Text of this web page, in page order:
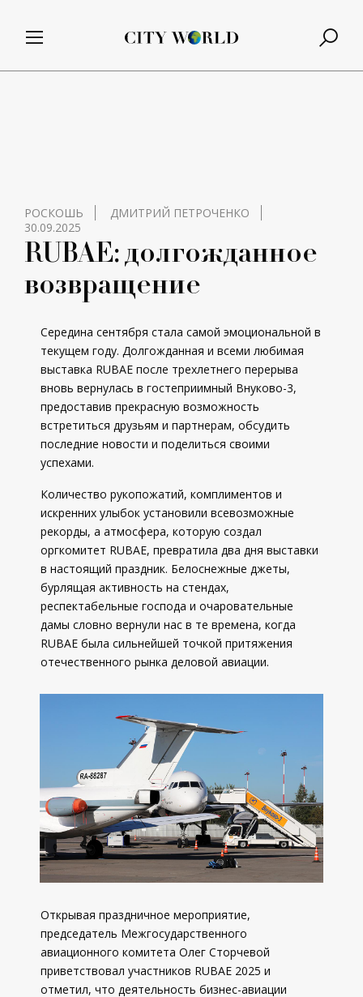
РОСКОШЬ
ДМИТРИЙ ПЕТРОЧЕНКО
30.09.2025
RUBAE: долгожданное
возвращение
Середина сентября стала самой эмоциональной в
текущем году. Долгожданная и всеми любимая
выставка RUBAE после трехлетнего перерыва
вновь вернулась в гостеприимный Внуково-3,
предоставив прекрасную возможность
встретиться друзьям и партнерам, обсудить
последние новости и поделиться своими
успехами.
Количество рукопожатий, комплиментов и
искренних улыбок установили всевозможные
рекорды, а атмосфера, которую создал
оргкомитет RUBAE, превратила два дня выставки
в настоящий праздник. Белоснежные джеты,
бурлящая активность на стендах,
респектабельные господа и очаровательные
дамы словно вернули нас в те времена, когда
RUBAE была сильнейшей точкой притяжения
отечественного рынка деловой авиации.
Открывая праздничное мероприятие,
председатель Межгосударственного
авиационного комитета Олег Сторчевой
приветствовал участников RUBAE 2025 и
отметил, что деятельность бизнес-авиации